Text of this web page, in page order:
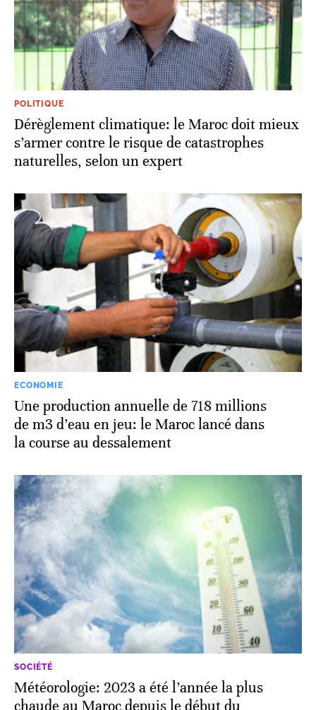
POLITIQUE
Dérèglement climatique: le Maroc doit mieux
s’armer contre le risque de catastrophes
naturelles, selon un expert
ECONOMIE
Une production annuelle de 718 millions
de m3 d’eau en jeu: le Maroc lancé dans
la course au dessalement
SOCIÉTÉ
Météorologie: 2023 a été l’année la plus
chaude au Maroc depuis le début du